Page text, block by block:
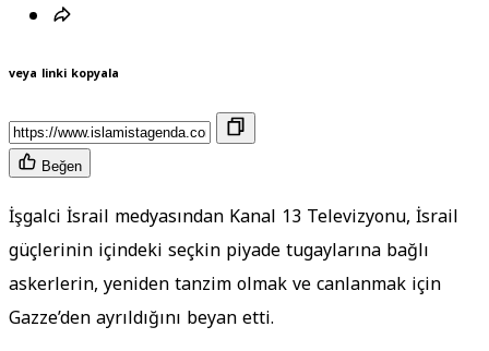
veya linki kopyala
Beğen
İşgalci İsrail medyasından Kanal 13 Televizyonu, İsrail
güçlerinin içindeki seçkin piyade tugaylarına bağlı
askerlerin, yeniden tanzim olmak ve canlanmak için
Gazze’den ayrıldığını beyan etti.